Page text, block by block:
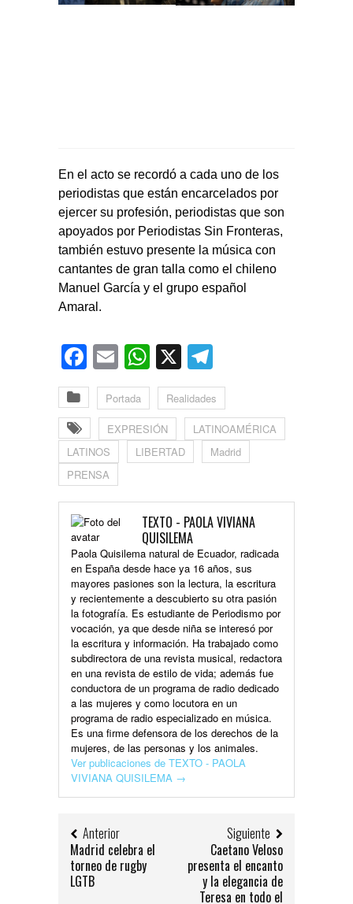
En el acto se recordó a cada uno de los
periodistas que están encarcelados por
ejercer su profesión, periodistas que son
apoyados por Periodistas Sin Fronteras,
también estuvo presente la música con
cantantes de gran talla como el chileno
Manuel García y el grupo español
Amaral.
Facebook
EmailWhatsApp
X
Portada Realidades
EXPRESIÓN
LATINOAMÉRICA
LATINOS
LIBERTAD
Madrid
PRENSA
TEXTO - PAOLA VIVIANA
QUISILEMA
Paola Quisilema natural de Ecuador, radicada
en España desde hace ya 16 años, sus
mayores pasiones son la lectura, la escritura
y recientemente a descubierto su otra pasión
la fotografía. Es estudiante de Periodismo por
vocación, ya que desde niña se interesó por
la escritura y información. Ha trabajado como
subdirectora de una revista musical, redactora
en una revista de estilo de vida; además fue
conductora de un programa de radio dedicado
a las mujeres y como locutora en un
programa de radio especializado en música.
Es una firme defensora de los derechos de la
mujeres, de las personas y los animales.
Ver publicaciones de TEXTO - PAOLA
VIVIANA QUISILEMA →
Anterior
Madrid celebra el
torneo de rugby
LGTB
Siguiente
Caetano Veloso
presenta el encanto
y la elegancia de
Teresa en todo el